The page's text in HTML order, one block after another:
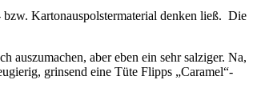
Kartonauspolstermaterial denken ließ. Die
auszumachen, aber eben ein sehr salziger. Na,
grinsend eine Tüte Flipps „Caramel“-